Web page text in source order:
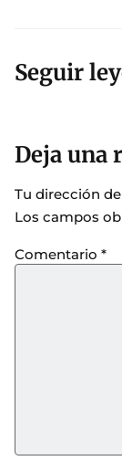
Seguir
Deja una
Tu dirección
Los campos
Comentario *